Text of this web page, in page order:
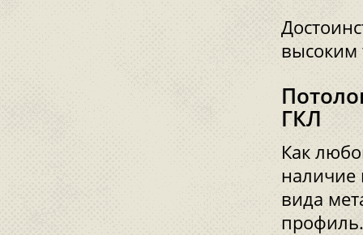
высоким
ГКЛ
Как
наличие
вида
профиль.